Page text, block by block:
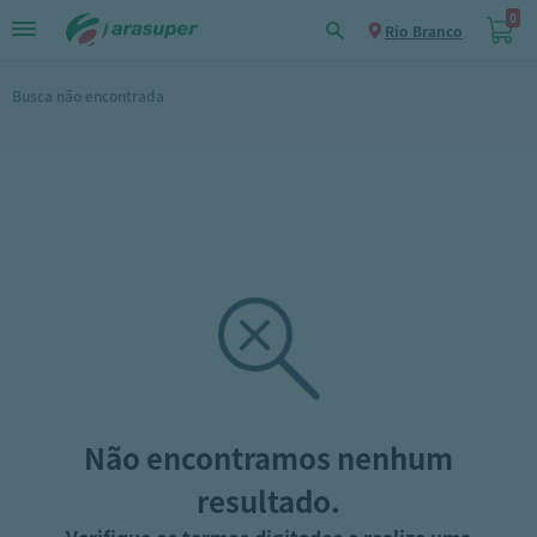
Rio Branco
0
Busca não encontrada
Não encontramos nenhum
resultado.